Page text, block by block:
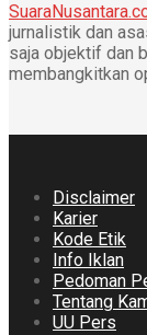
jurnalistik dan
saja objektif dan
membangkitkan
Disclaimer
Karier
Kode Etik
Info Iklan
Pedoman
Tentang
UU Pers